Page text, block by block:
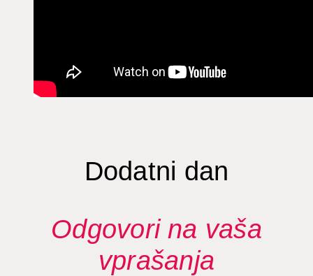
Dodatni dan
Odgovori na vaša
vprašanja